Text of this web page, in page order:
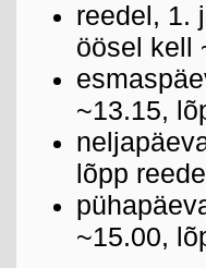
reedel, 1.
öösel kell
~13.15,
lõpp
~15.00,